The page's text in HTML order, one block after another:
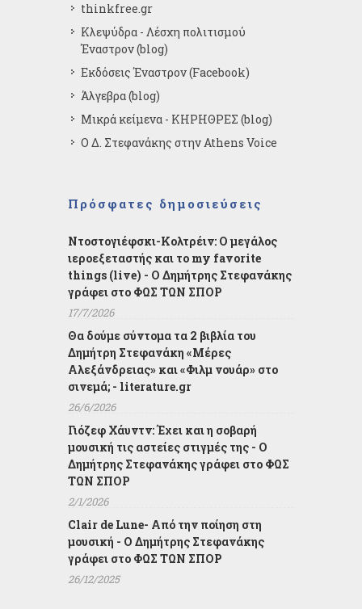
thinkfree.gr
Κλεψύδρα - Λέσχη πολιτισμού
Έναστρον (blog)
Εκδόσεις Έναστρον (Facebook)
Άλγεβρα (blog)
Μικρά κείμενα - ΚΗΡΗΘΡΕΣ (blog)
Ο Δ. Στεφανάκης στην Athens Voice
Πρόσφατες δημοσιεύσεις
Ντοστογιέφσκι-Κολτρέιν: Ο μεγάλος
ιεροεξεταστής και το my favorite
things (live) - Ο Δημήτρης Στεφανάκης
γράφει στο ΦΩΣ ΤΩΝ ΣΠΟΡ
17/7/2026
Θα δούμε σύντομα τα 2 βιβλία του
Δημήτρη Στεφανάκη «Μέρες
Αλεξάνδρειας» και «Φιλμ νουάρ» στο
σινεμά; - literature.gr
26/6/2026
Γιόζεφ Χάυντν: Έχει και η σοβαρή
μουσική τις αστείες στιγμές της - Ο
Δημήτρης Στεφανάκης γράφει στο ΦΩΣ
ΤΩΝ ΣΠΟΡ
2/1/2026
Clair de Lune- Από την ποίηση στη
μουσική - Ο Δημήτρης Στεφανάκης
γράφει στο ΦΩΣ ΤΩΝ ΣΠΟΡ
26/12/2025